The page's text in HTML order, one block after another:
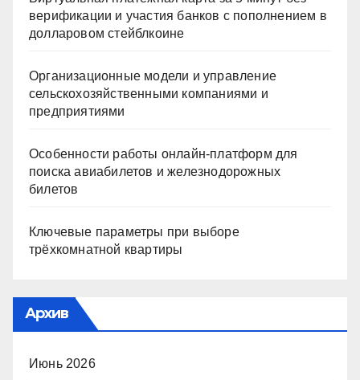
верификации и участия банков с пополнением в
долларовом стейблкоине
Организационные модели и управление
сельскохозяйственными компаниями и
предприятиями
Особенности работы онлайн-платформ для
поиска авиабилетов и железнодорожных
билетов
Ключевые параметры при выборе
трёхкомнатной квартиры
Архив
Июнь 2026